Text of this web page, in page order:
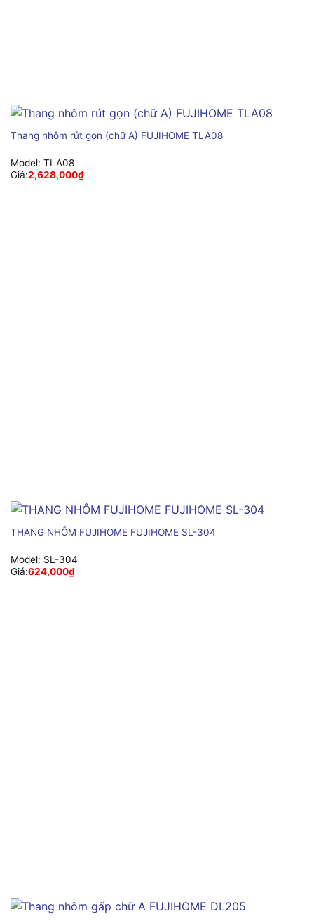
Thang nhôm rút gọn (chữ A) FUJIHOME TLA08
Model: TLA08
Giá:2,628,000₫
THANG NHÔM FUJIHOME FUJIHOME SL-304
Model: SL-304
Giá:624,000₫